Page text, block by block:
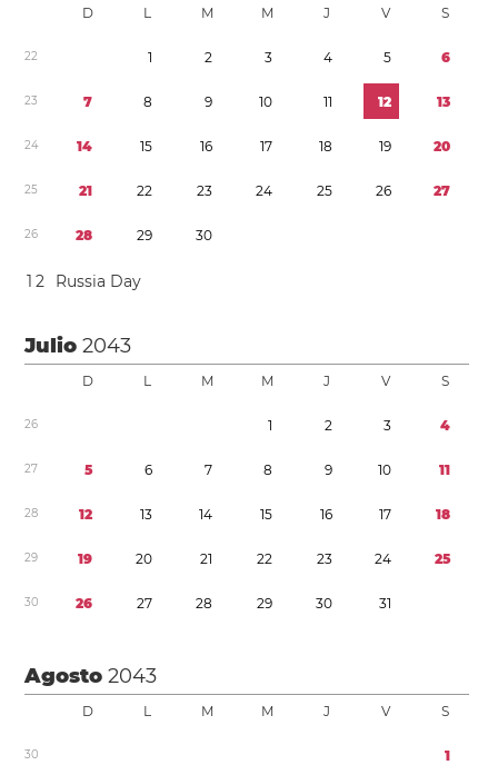
D L M M J V S
22 1 2 3 4 5 6
23 7 8 9 10 11 12 13
24 14 15 16 17 18 19 20
25 21 22 23 24 25 26 27
26 28 29 30
1 2 Russia Day
Julio2043
D L M M J V S
26 1 2 3 4
27 5 6 7 8 9 10 11
28 12 13 14 15 16 17 18
29 19 20 21 22 23 24 25
30 26 27 28 29 30 31
Agosto2043
D L M M J V S
30 1